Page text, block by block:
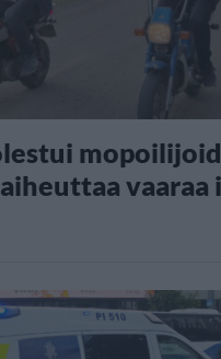
vaaraa